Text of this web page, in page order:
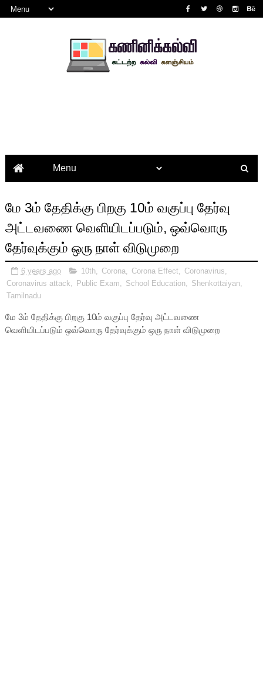
மே 3ம் தேதிக்கு பிறகு 10ம் வகுப்பு தேர்வு
அட்டவணை வெளியிடப்படும், ஒவ்வொரு
தேர்வுக்கும் ஒரு நாள் விடுமுறை
6 years ago 10th, Corona Corona Effect Coronavirus
Coronavirus attack
Public Exam School Education, Shenkottaiyan,
Tamilnadu
மே 3ம் தேதிக்கு பிறகு 10ம் வகுப்பு தேர்வு அட்டவணை
வெளியிடப்படும் ஒவ்வொரு தேர்வுக்கும் ஒரு நாள் விடுமுறை